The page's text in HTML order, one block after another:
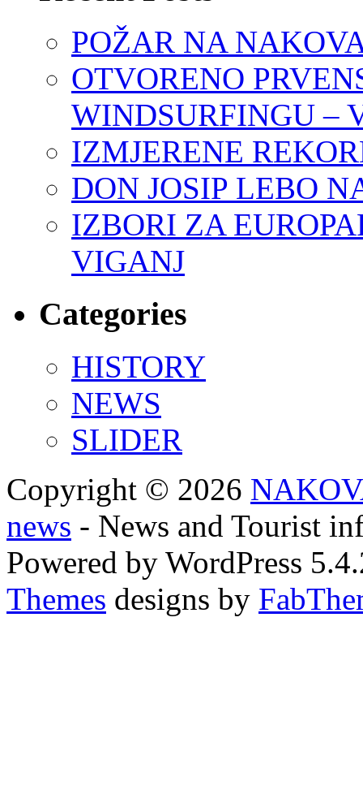
POŽAR NA
OTVORENO
WINDSURFINGU –
IZMJERENE
DON JOSIP LEBO
IZBORI ZA
VIGANJ
Categories
HISTORY
NEWS
SLIDER
Copyright © 2026
news - News and Tourist
Powered by WordPress
Themes designs by